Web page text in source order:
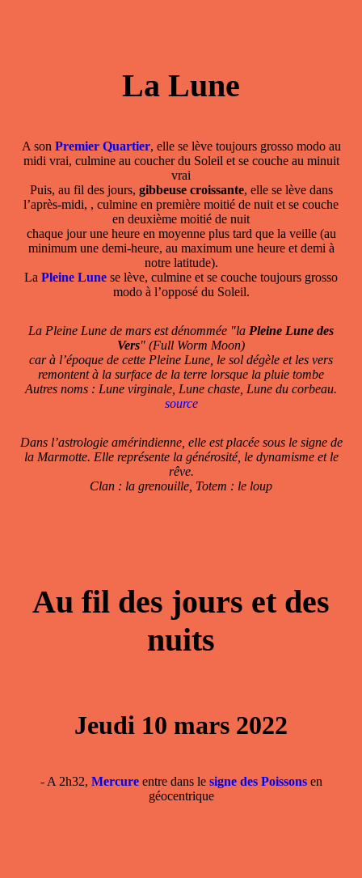
La Lune
A son Premier Quartier, elle se lève toujours grosso modo au
midi vrai, culmine au coucher du Soleil et se couche au minuit
vrai
Puis, au fil des jours, gibbeuse croissante, elle se lève dans
l’après-midi, , culmine en première moitié de nuit et se couche
en deuxième moitié de nuit
chaque jour une heure en moyenne plus tard que la veille (au
minimum une demi-heure, au maximum une heure et demi à
notre latitude).
La Pleine Lune se lève, culmine et se couche toujours grosso
modo à l’opposé du Soleil.
La Pleine Lune de mars est dénommée "la Pleine Lune des
Vers" (Full Worm Moon)
car à l’époque de cette Pleine Lune, le sol dégèle et les vers
remontent à la surface de la terre lorsque la pluie tombe
Autres noms : Lune virginale, Lune chaste, Lune du corbeau.
source
Dans l’astrologie amérindienne, elle est placée sous le signe de
la Marmotte. Elle représente la générosité, le dynamisme et le
rêve.
Clan : la grenouille, Totem : le loup
Au fil des jours et des
nuits
Jeudi 10 mars 2022
- A 2h32, Mercureentre dans le signe des Poissonsen
géocentrique